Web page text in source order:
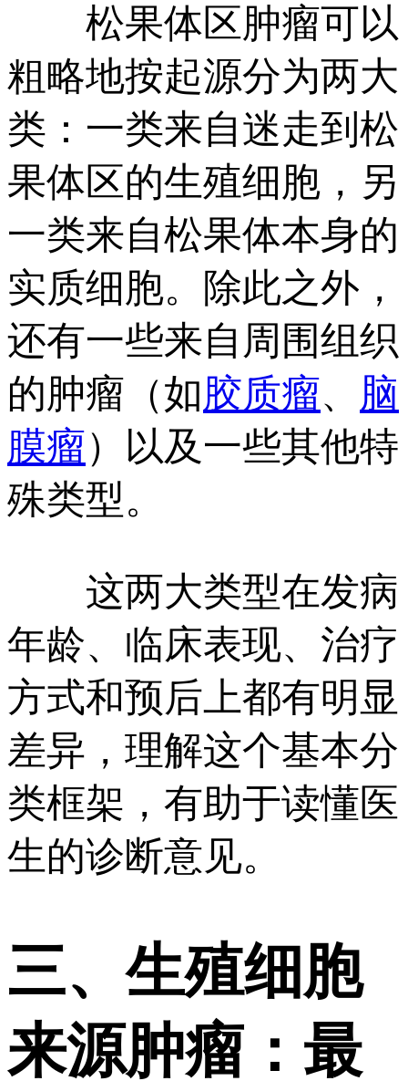
松果体区肿瘤可以
粗略地按起源分为两大
类：一类来自迷走到松
果体区的生殖细胞，另
一类来自松果体本身的
实质细胞。除此之外，
还有一些来自周围组织
的肿瘤（如胶质瘤、 脑
膜瘤）以及一些其他特
殊类型。
这两大类型在发病
年龄、临床表现、治疗
方式和预后上都有明显
差异，理解这个基本分
类框架，有助于读懂医
生的诊断意见。
三、生殖细胞
来源肿瘤：最